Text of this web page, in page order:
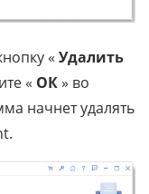
« Удалить
« ОК» во
начнет удалять